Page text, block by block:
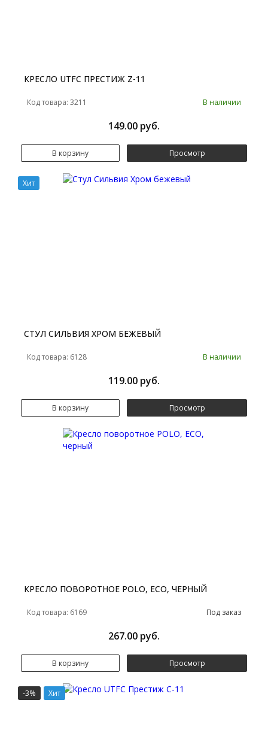
КРЕСЛО UTFC ПРЕСТИЖ Z-11
Код товара: 3211 В наличии
149.00 руб.
В корзину Просмотр
Хит
СТУЛ СИЛЬВИЯ ХРОМ БЕЖЕВЫЙ
Код товара: 6128 В наличии
119.00 руб.
В корзину Просмотр
КРЕСЛО ПОВОРОТНОЕ POLO, ECO, ЧЕРНЫЙ
Код товара: 6169 Под заказ
267.00 руб.
В корзину Просмотр
-3% Хит